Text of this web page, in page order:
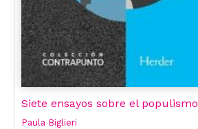
Siete ensayos sobre el populismo
Paula Biglieri